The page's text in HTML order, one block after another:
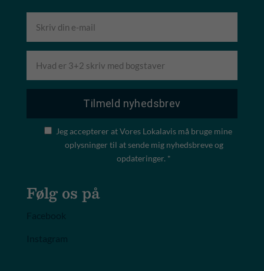
Jeg accepterer at Vores Lokalavis må bruge mine
oplysninger til at sende mig nyhedsbreve og
opdateringer. *
Følg os på